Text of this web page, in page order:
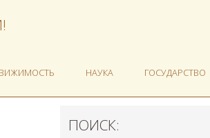
НАУКА ГОСУДАРСТВО
ПОИСК: